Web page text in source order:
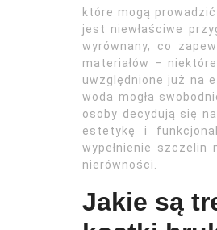
które mogą
jest niewłaściwe
wyrównany, co
materiałów –
uwzględnione już na
woda mogła
osoby decydują się
estetykę i
wypełnienie
nierówności.
Jakie są